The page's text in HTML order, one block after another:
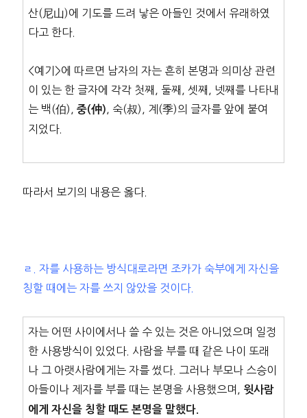
산(尼山)에 기도를 드려 낳은 아들인 것에서 유래하였
다고 한다.
<예기>에 따르면 남자의 자는 흔히 본명과 의미상 관련
이 있는 한 글자에 각각 첫째, 둘째, 셋째, 넷째를 나타내
는 백(伯), 중(仲) , 숙(叔), 계(季)의 글자를 앞에 붙여
지었다.
따라서 보기의 내용은 옳다.
ㄹ. 자를 사용하는 방식대로라면 조카가 숙부에게 자신을
칭할 때에는 자를 쓰지 않았을 것이다.
자는 어떤 사이에서나 쓸 수 있는 것은 아니었으며 일정
한 사용방식이 있었다. 사람을 부를 때 같은 나이 또래
나 그 아랫사람에게는 자를 썼다. 그러나 부모나 스승이
아들이나 제자를 부를 때는 본명을 사용했으며,
윗사람
에게 자신을 칭할 때도 본명을 말했다.